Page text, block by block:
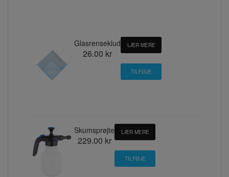
Glasrenseklud
26.00 kr
LÆR MERE
Skumsprøjte
229.00 kr
LÆR MERE